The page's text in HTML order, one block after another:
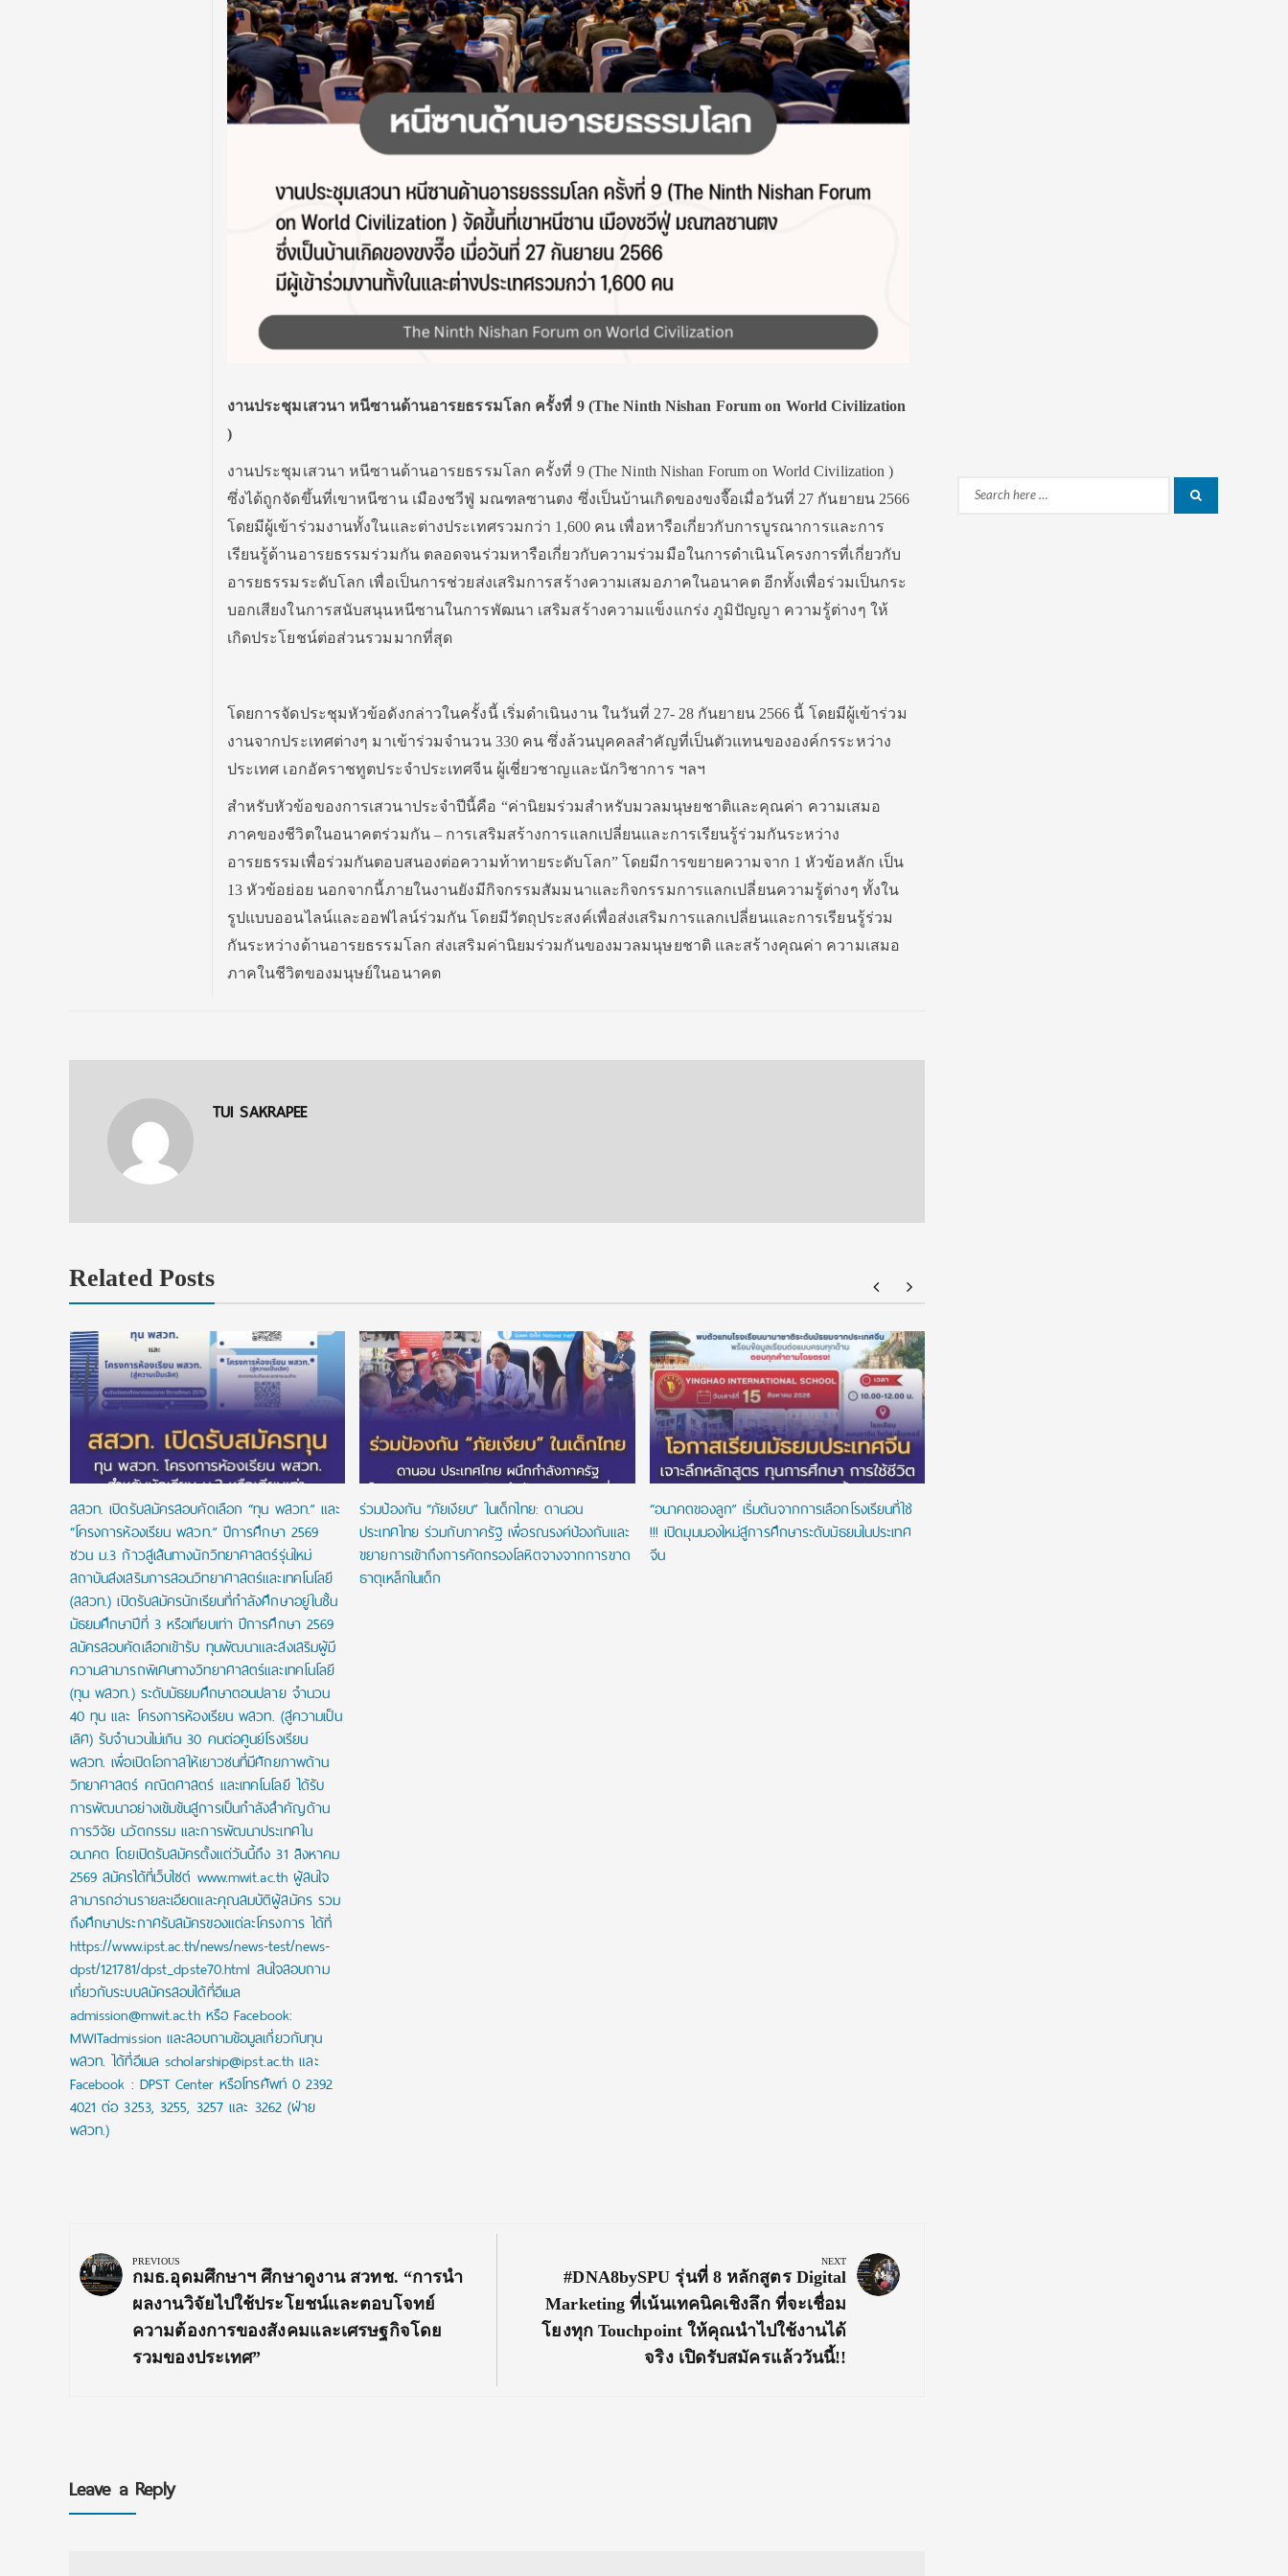
งานประชุมเสวนา หนีซานด้านอารยธรรมโลก ครั้งที่ 9 (The Ninth Nishan Forum on World Civilization
)
งานประชุมเสวนา หนีซานด้านอารยธรรมโลก ครั้งที่ 9 (The Ninth Nishan Forum on World Civilization )
ซึ่งได้ถูกจัดขึ้นที่เขาหนีซาน เมืองชวีฟู่ มณฑลซานตง ซึ่งเป็นบ้านเกิดของขงจื๊อเมื่อวันที่ 27 กันยายน 2566
โดยมีผู้เข้าร่วมงานทั้งในและต่างประเทศรวมกว่า 1,600 คน เพื่อหารือเกี่ยวกับการบูรณาการและการ
เรียนรู้ด้านอารยธรรมร่วมกัน ตลอดจนร่วมหารือเกี่ยวกับความร่วมมือในการดำเนินโครงการที่เกี่ยวกับ
อารยธรรมระดับโลก เพื่อเป็นการช่วยส่งเสริมการสร้างความเสมอภาคในอนาคต อีกทั้งเพื่อร่วมเป็นกระ
บอกเสียงในการสนับสนุนหนีซานในการพัฒนา เสริมสร้างความแข็งแกร่ง ภูมิปัญญา ความรู้ต่างๆ ให้
เกิดประโยชน์ต่อส่วนรวมมากที่สุด
โดยการจัดประชุมหัวข้อดังกล่าวในครั้งนี้ เริ่มดำเนินงาน ในวันที่ 27- 28 กันยายน 2566 นี้ โดยมีผู้เข้าร่วม
งานจากประเทศต่างๆ มาเข้าร่วมจำนวน 330 คน ซึ่งล้วนบุคคลสำคัญที่เป็นตัวแทนขององค์กรระหว่าง
ประเทศ เอกอัคราชทูตประจำประเทศจีน ผู้เชี่ยวชาญและนักวิชาการ ฯลฯ
สำหรับหัวข้อของการเสวนาประจำปีนี้คือ “ค่านิยมร่วมสำหรับมวลมนุษยชาติและคุณค่า ความเสมอ
ภาคของชีวิตในอนาคตร่วมกัน – การเสริมสร้างการแลกเปลี่ยนและการเรียนรู้ร่วมกันระหว่าง
อารยธรรมเพื่อร่วมกันตอบสนองต่อความท้าทายระดับโลก” โดยมีการขยายความจาก 1 หัวข้อหลัก เป็น
13 หัวข้อย่อย นอกจากนี้ภายในงานยังมีกิจกรรมสัมมนาและกิจกรรมการแลกเปลี่ยนความรู้ต่างๆ ทั้งใน
รูปแบบออนไลน์และออฟไลน์ร่วมกัน โดยมีวัตถุประสงค์เพื่อส่งเสริมการแลกเปลี่ยนและการเรียนรู้ร่วม
กันระหว่างด้านอารยธรรมโลก ส่งเสริมค่านิยมร่วมกันของมวลมนุษยชาติ และสร้างคุณค่า ความเสมอ
ภาคในชีวิตของมนุษย์ในอนาคต
TUI SAKRAPEE
Related Posts
สสวท. เปิดรับสมัครสอบคัดเลือก “ทุน พสวท.” และ
“โครงการห้องเรียน พสวท.” ปีการศึกษา 2569
ชวน ม.3 ก้าวสู่เส้นทางนักวิทยาศาสตร์รุ่นใหม่
สถาบันส่งเสริมการสอนวิทยาศาสตร์และเทคโนโลยี
(สสวท.) เปิดรับสมัครนักเรียนที่กำลังศึกษาอยู่ในชั้น
มัธยมศึกษาปีที่ 3 หรือเทียบเท่า ปีการศึกษา 2569
สมัครสอบคัดเลือกเข้ารับ ทุนพัฒนาและส่งเสริมผู้มี
ความสามารถพิเศษทางวิทยาศาสตร์และเทคโนโลยี
(ทุน พสวท.) ระดับมัธยมศึกษาตอนปลาย จำนวน
40 ทุน และ โครงการห้องเรียน พสวท. (สู่ความเป็น
เลิศ) รับจำนวนไม่เกิน 30 คนต่อศูนย์โรงเรียน
พสวท. เพื่อเปิดโอกาสให้เยาวชนที่มีศักยภาพด้าน
วิทยาศาสตร์ คณิตศาสตร์ และเทคโนโลยี ได้รับ
การพัฒนาอย่างเข้มข้นสู่การเป็นกำลังสำคัญด้าน
การวิจัย นวัตกรรม และการพัฒนาประเทศใน
อนาคต โดยเปิดรับสมัครตั้งแต่วันนี้ถึง 31 สิงหาคม
2569 สมัครได้ที่เว็บไซต์ www.mwit.ac.th ผู้สนใจ
สามารถอ่านรายละเอียดและคุณสมบัติผู้สมัคร รวม
ถึงศึกษาประกาศรับสมัครของแต่ละโครงการ ได้ที่
https://www.ipst.ac.th/news/news-test/news-
dpst/121781/dpst_dpste70.html สนใจสอบถาม
เกี่ยวกับระบบสมัครสอบได้ที่อีเมล
admission@mwit.ac.th หรือ Facebook:
MWITadmission และสอบถามข้อมูลเกี่ยวกับทุน
พสวท. ได้ที่อีเมล scholarship@ipst.ac.th และ
Facebook : DPST Center หรือโทรศัพท์ 0 2392
4021 ต่อ 3253, 3255, 3257 และ 3262 (ฝ่าย
พสวท.)
ร่วมป้องกัน “ภัยเงียบ” ในเด็กไทย: ดานอน
ประเทศไทย ร่วมกับภาครัฐ เพื่อรณรงค์ป้องกันและ
ขยายการเข้าถึงการคัดกรองโลหิตจางจากการขาด
ธาตุเหล็กในเด็ก
“อนาคตของลูก” เริ่มต้นจากการเลือกโรงเรียนที่ใช่
!!! เปิดมุมมองใหม่สู่การศึกษาระดับมัธยมในประเทศ
จีน
navigation
PREVIOUS
Previous
Post:
กมธ.อุดมศึกษาฯ ศึกษาดูงาน สวทช. “การนำ
ผลงานวิจัยไปใช้ประโยชน์และตอบโจทย์
ความต้องการของสังคมและเศรษฐกิจโดย
รวมของประเทศ”
NEXT
Next
Post:
#DNA8bySPU รุ่นที่ 8 หลักสูตร Digital
Marketing ที่เน้นเทคนิคเชิงลึก ที่จะเชื่อม
โยงทุก Touchpoint ให้คุณนำไปใช้งานได้
จริง เปิดรับสมัครแล้ววันนี้!!
Leave a Reply
Search